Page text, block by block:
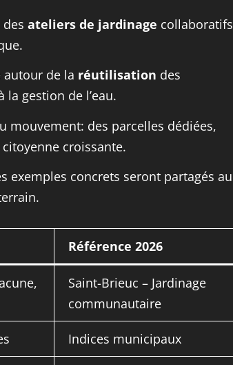
ateliers de jardinage collaboratifs
autour de la réutilisation des
la gestion de l’eau.
mouvement: des parcelles dédiées,
croissante.
exemples concrets seront partagés au
Référence 2026
Saint-Brieuc – Jardinage
communautaire
Indices municipaux